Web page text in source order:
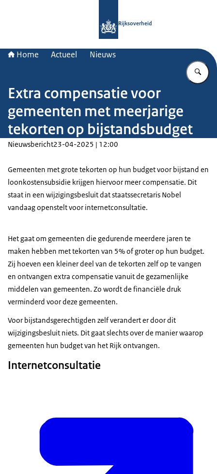
Rijksoverheid
Home Actueel Nieuws
Extra compensatie voor
gemeenten met meerjarige
tekorten op bijstandsbudget
Nieuwsbericht23-04-2025 | 12:00
Gemeenten met grote tekorten op hun budget voor bijstand en
loonkostensubsidie krijgen hiervoor meer compensatie. Dit
staat in een wijzigingsbesluit dat staatssecretaris Nobel
vandaag openstelt voor internetconsultatie.
Het gaat om gemeenten die gedurende meerdere jaren te
maken hebben met tekorten van 5% of groter op hun budget.
Zij hoeven een kleiner deel van de tekorten zelf op te vangen
en ontvangen extra compensatie vanuit de gezamenlijke
middelen van gemeenten. Zo wordt de financiële druk
verminderd voor deze gemeenten.
Voor bijstandsgerechtigden zelf verandert er door dit
wijzigingsbesluit niets. Dit gaat slechts over de manier waarop
gemeenten hun budget van het Rijk ontvangen.
Internetconsultatie